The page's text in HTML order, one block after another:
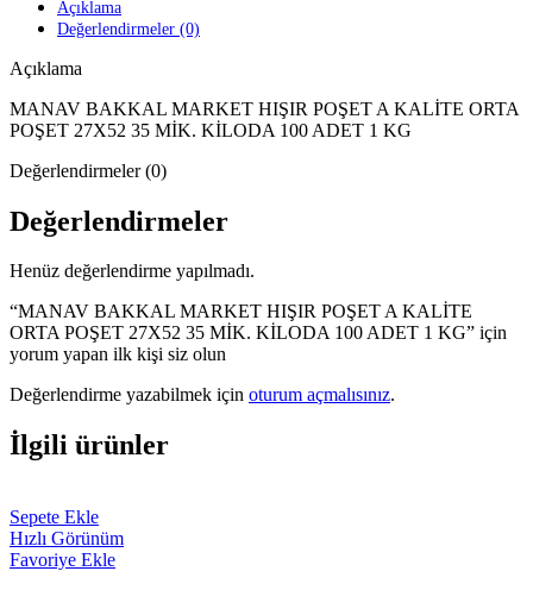
Açıklama
Değerlendirmeler (0)
Açıklama
MANAV BAKKAL MARKET HIŞIR POŞET A KALİTE ORTA
POŞET 27X52 35 MİK. KİLODA 100 ADET 1 KG
Değerlendirmeler (0)
Değerlendirmeler
Henüz değerlendirme yapılmadı.
“MANAV BAKKAL MARKET HIŞIR POŞET A KALİTE
ORTA POŞET 27X52 35 MİK. KİLODA 100 ADET 1 KG” için
yorum yapan ilk kişi siz olun
Değerlendirme yazabilmek için oturum açmalısınız.
İlgili ürünler
Sepete Ekle
Hızlı Görünüm
Favoriye Ekle